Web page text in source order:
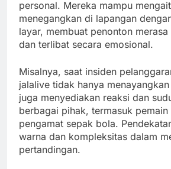
personal. Mereka mampu
menegangkan di lapangan
layar, membuat penonton
dan terlibat secara emosional.
Misalnya, saat insiden
jalalive tidak hanya
juga menyediakan reaksi dan
berbagai pihak, termasuk
pengamat sepak bola.
warna dan kompleksitas dalam
pertandingan.